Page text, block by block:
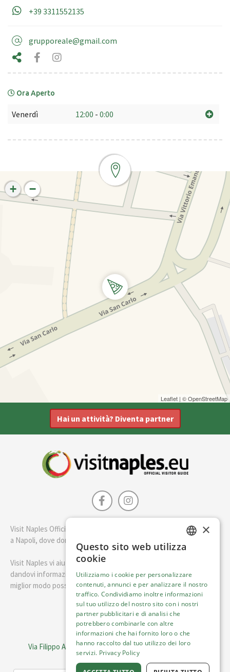
+39 3311552135
grupporeale@gmail.com
Ora Aperto
Venerdì 12:00 - 0:00
+ −
Leaflet | ©OpenStreetMap
Hai un attività? Diventa partner
Visit Naples Official è la guida della città di Napoli. Scopri cosa fare
a Napoli, dove dormire e i migliori posti dove mangiare.
Visit Naples vi aiuterà a pianificare il vostro viaggio a Napoli
dandovi informazioni utili e consigli su come visitare Napoli nel
miglior modo possibile.
Italiano
Visit Italy Srl
Via Filippo Argelati, 10, 20143 Milano | P.IVA 08368951219
Capitale Sociale 50.000€
×
Questo sito web utilizza
cookie
Utilizziamo i cookie per personalizzare
contenuti, annunci e per analizzare il nostro
traffico. Condividiamo inoltre informazioni
sul tuo utilizzo del nostro sito con i nostri
partner pubblicitari e di analisi che
potrebbero combinarle con altre
informazioni che hai fornito loro o che
hanno raccolto dal tuo utilizzo dei loro
servizi. Privacy Policy